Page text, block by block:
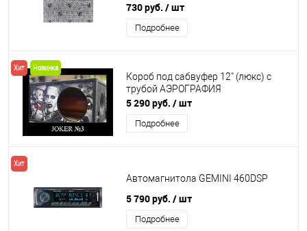
730 руб. / шт
Подробнее
Хит Новинка
Короб под сабвуфер 12" (люкс) с
трубой АЭРОГРАФИЯ
5 290 руб. / шт
Подробнее
Хит
Автомагнитола GEMINI 460DSP
5 790 руб. / шт
Подробнее